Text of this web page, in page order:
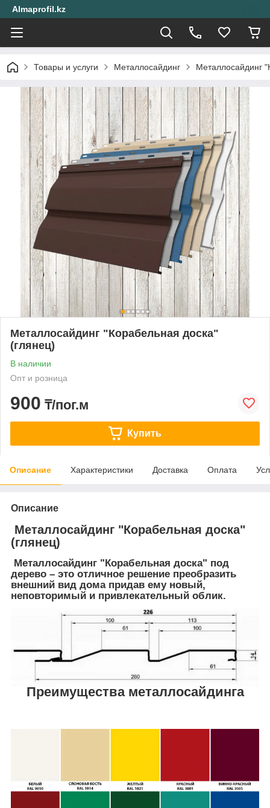
Almaprofil.kz
Товары и услуги Металлосайдинг Металлосайдинг
Металлосайдинг "Корабельная доска"
(глянец)
В наличии
Опт и розница
900 ₸/пог.м
Купить
Описание Характеристики Доставка Оплата
Описание
Металлосайдинг "Корабельная доска"
(глянец)
Металлосайдинг "Корабельная доска" под
дерево – это отличное решение преобразить
внешний вид дома придав ему новый,
неповторимый и привлекательный облик.
Преимущества металлосайдинга